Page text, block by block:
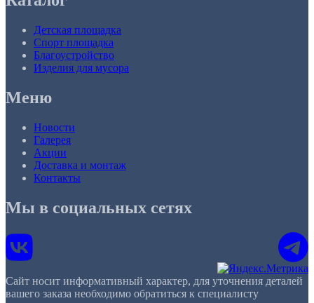
Детская площадка
Спорт площадка
Благоустройство
Изделия для мусора
Меню
Новости
Галерея
Акции
Доставка и монтаж
Контакты
Мы в социальных сетях
Сайт носит информативный характер, для уточнения деталей
вашего заказа необходимо обратиться к специалисту